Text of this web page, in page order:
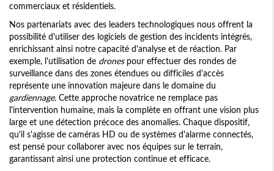
commerciaux et résidentiels.
Nos partenariats avec des leaders technologiques nous offrent la
possibilité d'utiliser des logiciels de gestion des incidents intégrés,
enrichissant ainsi notre capacité d'analyse et de réaction. Par
exemple, l'utilisation de dronespour effectuer des rondes de
surveillance dans des zones étendues ou difficiles d'accès
représente une innovation majeure dans le domaine du
gardiennage. Cette approche novatrice ne remplace pas
l'intervention humaine, mais la complète en offrant une vision plus
large et une détection précoce des anomalies. Chaque dispositif,
qu'il s'agisse de caméras HD ou de systèmes d'alarme connectés,
est pensé pour collaborer avec nos équipes sur le terrain,
garantissant ainsi une protection continue et efficace.